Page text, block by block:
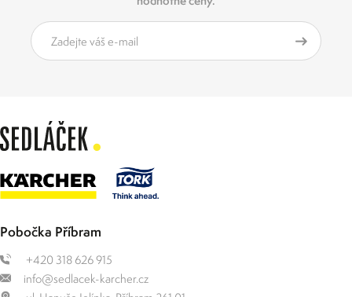
Pobočka Příbram
+420 318 626 915
info@sedlacek-karcher.cz